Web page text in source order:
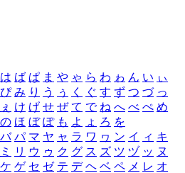
は ば ぱ ま や ゃ ら わ ゎ ん い ぃ
ぴ み り う ぅ く ぐ す ず つ づ っ
ぇ け げ せ ぜ て で ね へ べ ぺ め
の ほ ぼ ぽ も よ ょ ろ を
バ パ マ ヤ ャ ラ ワ ヮ ン イ ィ キ
ミ リ ウ ゥ ク グ ス ズ ツ ヅ ッ ヌ
ケ ゲ セ ゼ テ デ ヘ ベ ペ メ レ オ